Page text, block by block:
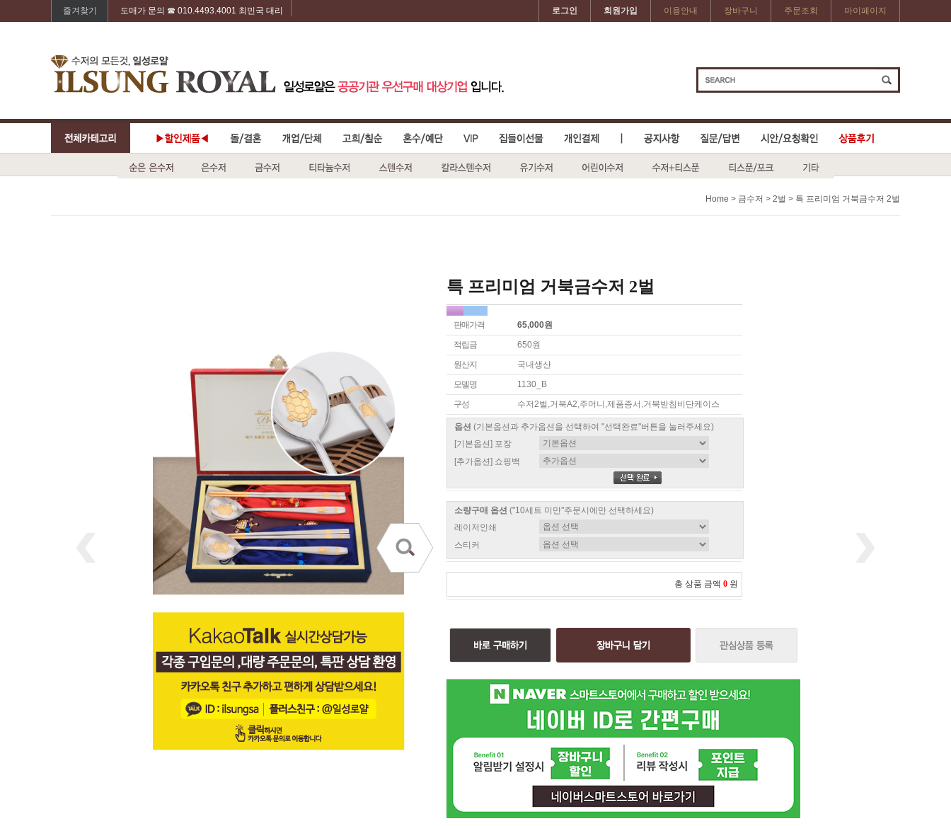
즐겨찾기 도매가 문의 ☎ 010.4493.4001 최민국 대리 로그인 회원가입 이용안내 장바구니 주문조회 마이페이지
Home > 금수저 > 2벌 > 특 프리미엄 거북금수저 2벌
특 프리미엄 거북금수저 2벌
판매가격
65,000원
적립금
650원
원산지
국내생산
모델명
1130_B
구성
수저2벌,거북A2,주머니,제품증서,거북받침비단케이스
옵션 (기본옵션과 추가옵션을 선택하여 "선택완료"버튼을 눌러주세요)
[기본옵션] 포장
[추가옵션] 쇼핑백
소량구매 옵션 ("10세트 미만"주문시에만 선택하세요)
레이저인쇄
스티커
총 상품 금액 0 원